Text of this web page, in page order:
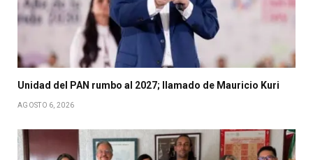
Unidad del PAN rumbo al 2027; llamado de Mauricio Kuri
AGOSTO 6, 2026